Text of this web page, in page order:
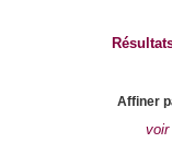
Affiner
voir